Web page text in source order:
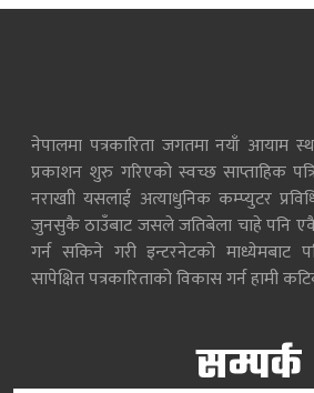
नेपालमा पत्रकारिता जगतमा नयाँ आयाम
प्रकाशन शुरु गरिएको स्वच्छ साप्ताहिक
नराखाी यसलाई अत्याधुनिक कम्प्युटर
जुनसुकै ठाउँबाट जसले जतिबेला चाहे पनि
गर्न सकिने गरी इन्टरनेटको माध्येमबाट
सापेक्षित पत्रकारिताको विकास गर्न हामी
सम्पर्क